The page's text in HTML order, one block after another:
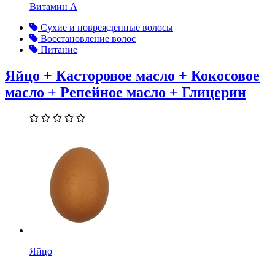
Витамин А
Сухие и поврежденные волосы
Восстановление волос
Питание
Яйцо + Касторовое масло + Кокосовое
масло + Репейное масло + Глицерин
Яйцо